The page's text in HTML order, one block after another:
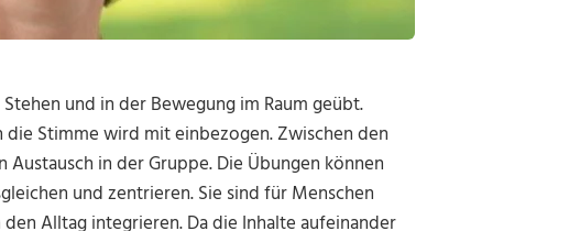
und in der Bewegung im Raum geübt.
Stimme wird mit einbezogen. Zwischen den
in der Gruppe. Die Übungen können
und zentrieren. Sie sind für Menschen
Alltag integrieren. Da die Inhalte aufeinander